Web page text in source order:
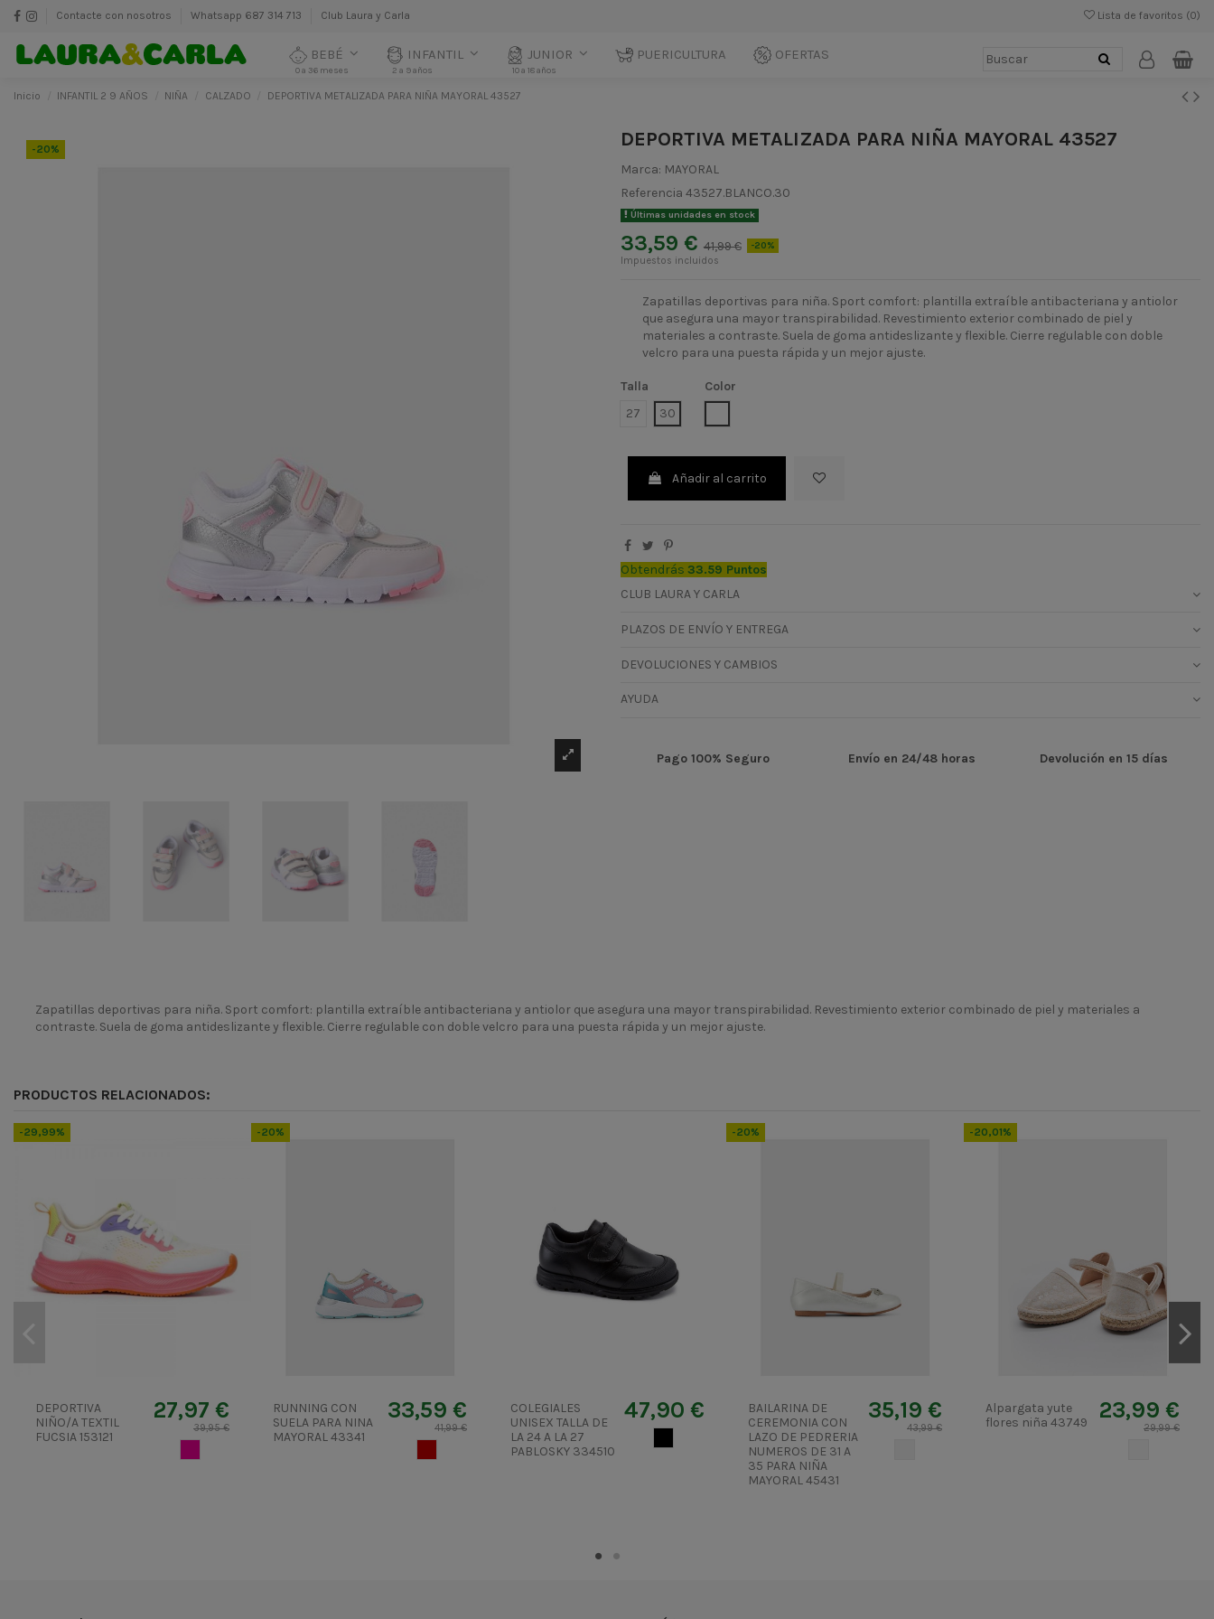
Contacte con nosotros Whatsapp 687 314 713 Club Laura y Carla Lista de favoritos (0)
BEBÉ
0 a 36 meses
INFANTIL
2 a 9 años
JUNIOR
10 a 18 años
PUERICULTURA OFERTAS
Inicio INFANTIL 2 9 AÑOS NIÑA CALZADO DEPORTIVA METALIZADA PARA NIÑA MAYORAL 43527
-20% DEPORTIVA METALIZADA PARA NIÑA MAYORAL 43527
Marca: MAYORAL
Referencia 43527.BLANCO.30
Últimas unidades en stock
33,59 € 41,99 €
-20%
Impuestos incluidos
Zapatillas deportivas para niña. Sport comfort: plantilla extraíble antibacteriana y antiolor
que asegura una mayor transpirabilidad. Revestimiento exterior combinado de piel y
materiales a contraste. Suela de goma antideslizante y flexible. Cierre regulable con doble
velcro para una puesta rápida y un mejor ajuste.
Talla
27
30
Color
Añadir al carrito
Obtendrás 33.59 Puntos
CLUB LAURA Y CARLA
PLAZOS DE ENVÍO Y ENTREGA
DEVOLUCIONES Y CAMBIOS
AYUDA
Pago 100% Seguro Envío en 24/48 horas Devolución en 15 días
Zapatillas deportivas para niña. Sport comfort: plantilla extraíble antibacteriana y antiolor que asegura una mayor transpirabilidad. Revestimiento exterior combinado de piel y materiales a
contraste. Suela de goma antideslizante y flexible. Cierre regulable con doble velcro para una puesta rápida y un mejor ajuste.
Codigo
ean138445865353014
PRODUCTOS RELACIONADOS:
-29,99%
DEPORTIVA
NIÑO/A TEXTIL
FUCSIA 153121
27,97 €
39,95 €
-20%
RUNNING CON
SUELA PARA NINA
MAYORAL 43341
33,59 €
41,99 €
COLEGIALES
UNISEX TALLA DE
LA 24 A LA 27
PABLOSKY 334510
47,90 €
-20%
BAILARINA DE
CEREMONIA CON
LAZO DE PEDRERIA
NUMEROS DE 31 A
35 PARA NIÑA
MAYORAL 45431
35,19 €
43,99 €
-20,01%
Alpargata yute
flores niña 43749
23,99 €
29,99 €